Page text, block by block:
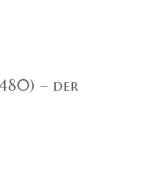
– der